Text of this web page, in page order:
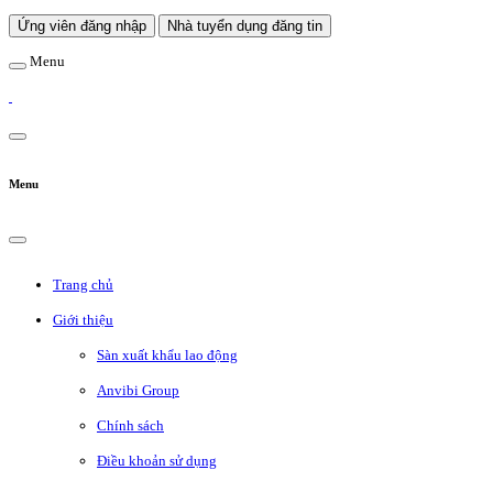
Ứng viên đăng nhập Nhà tuyển dụng đăng tin
Menu
Menu
Trang chủ
Giới thiệu
Sàn xuất khẩu lao động
Anvibi Group
Chính sách
Điều khoản sử dụng